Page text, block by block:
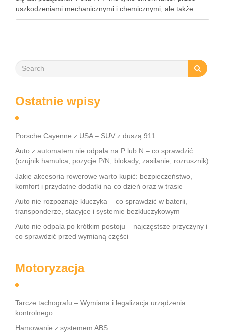
uszkodzeniami mechanicznymi i chemicznymi, ale także
zachowuje estetykę pojazdu przez wiele lat. Dzięki swoim
Ostatnie wpisy
Porsche Cayenne z USA – SUV z duszą 911
Auto z automatem nie odpala na P lub N – co sprawdzić
(czujnik hamulca, pozycje P/N, blokady, zasilanie, rozrusznik)
Jakie akcesoria rowerowe warto kupić: bezpieczeństwo,
komfort i przydatne dodatki na co dzień oraz w trasie
Auto nie rozpoznaje kluczyka – co sprawdzić w baterii,
transponderze, stacyjce i systemie bezkluczykowym
Auto nie odpala po krótkim postoju – najczęstsze przyczyny i
co sprawdzić przed wymianą części
Motoryzacja
Tarcze tachografu – Wymiana i legalizacja urządzenia
kontrolnego
Hamowanie z systemem ABS